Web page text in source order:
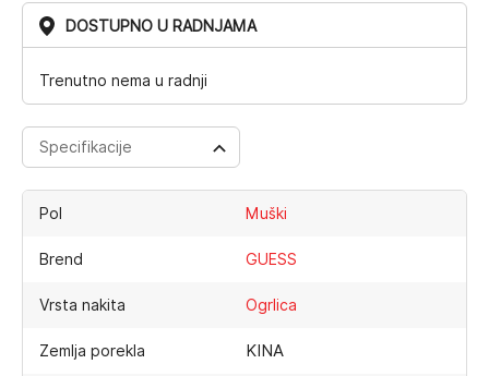
DOSTUPNO U RADNJAMA
Trenutno nema u radnji
Specifikacije
Pol Muški
Brend GUESS
Vrsta nakita Ogrlica
Zemlja porekla KINA